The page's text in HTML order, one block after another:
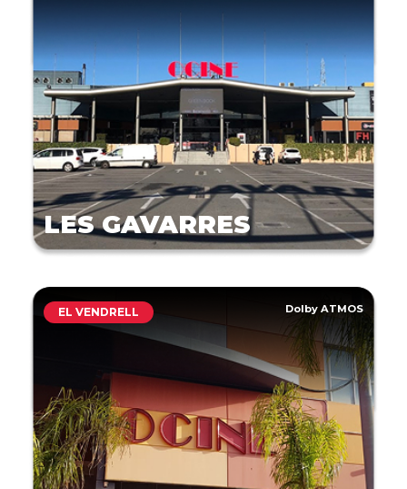
LES GAVARRES
EL VENDRELL Dolby ATMOS